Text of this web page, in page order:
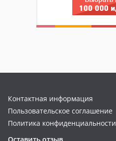
Контактная информация
Пользовательское соглашение
Политика конфиденциальности
Оставить отзыв